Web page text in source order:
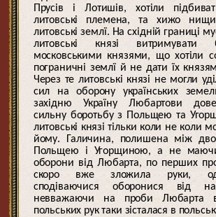
Прусів і Лотишів, хотіли
литовські племена, та хижо
литовські землї. На східній границі
литовські князі витримувати
московськими князями, що хотіли
пограничні землї й не дати їх
Через те литовські князі не могли
сил на оборону українських
західню Україну Любартови
сильну боротьбу з Польщею та
литовські князі тільки коли не коли
йому. Галичина, полишена між
Польщею і Угорщиною, а не
оборони від Любарта, по перших
скоро вже зложила руки,
сподіваючися оборонися від
невважаючи на проби Любарта
польських рук таки зісталася в